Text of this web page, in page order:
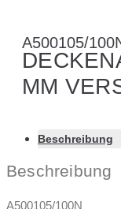
A500105/
MM
Beschreibung
Beschreibung
A500105/100N